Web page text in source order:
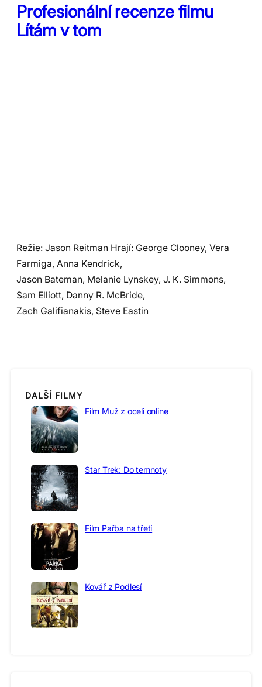
Profesionální recenze filmu
Lítám v tom
Režie: Jason Reitman Hrají: George Clooney, Vera
Farmiga, Anna Kendrick,
Jason Bateman, Melanie Lynskey, J. K. Simmons,
Sam Elliott, Danny R. McBride,
Zach Galifianakis, Steve Eastin
DALŠÍ FILMY
Film Muž z oceli online
Star Trek: Do temnoty
Film Pařba na třetí
Kovář z Podlesí